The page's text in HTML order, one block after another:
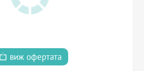
виж офертата